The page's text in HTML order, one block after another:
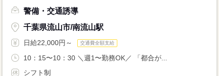
警備・交通誘導
千葉県流山市/南流山駅
日給22,000円～ 交通費全額支給
10：15〜10：30 ＼週1〜勤務OK／ 「都合が...
シフト制